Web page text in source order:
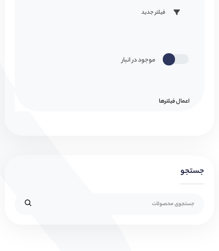
فیلتر جدید
موجود در انبار
اعمال فیلتر‌ها
جستجو